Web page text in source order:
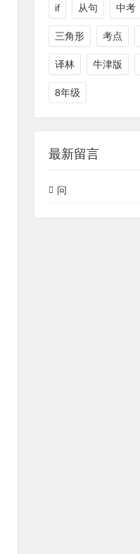
if 从句 中考
三角形 考点
译林 牛津版
8年级
最新留言
问